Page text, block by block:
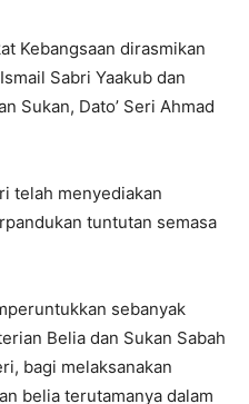
Kebangsaan dirasmikan
Sabri Yaakub dan
Sukan, Dato’ Seri Ahmad
telah menyediakan
tuntutan semasa
sebanyak
Belia dan Sukan Sabah
bagi melaksanakan
belia terutamanya dalam